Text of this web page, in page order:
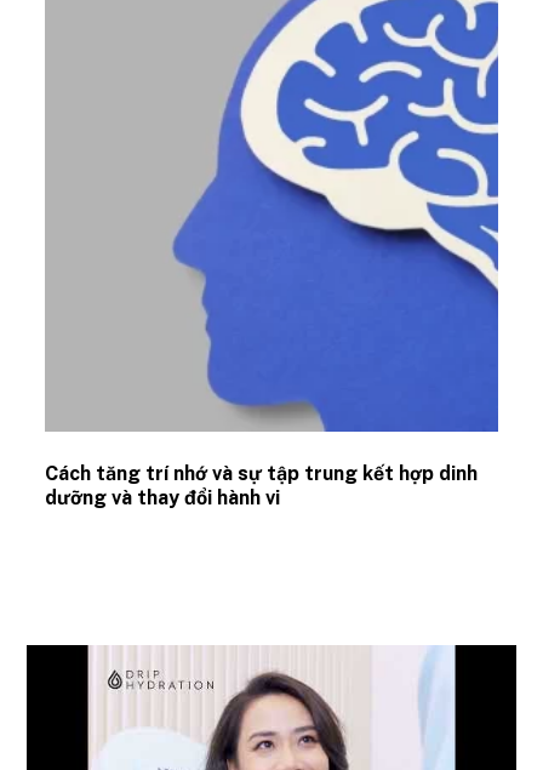
Cách tăng trí nhớ và sự tập trung kết hợp dinh
dưỡng và thay đổi hành vi